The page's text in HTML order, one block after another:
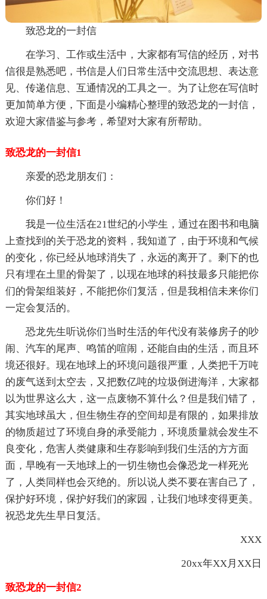
致恐龙的一封信
在学习、工作或生活中，大家都有写信的经历，对书
信很是熟悉吧，书信是人们日常生活中交流思想、表达意
见、传递信息、互通情况的工具之一。为了让您在写信时
更加简单方便，下面是小编精心整理的致恐龙的一封信，
欢迎大家借鉴与参考，希望对大家有所帮助。
致恐龙的一封信1
亲爱的恐龙朋友们：
你们好！
我是一位生活在21世纪的小学生，通过在图书和电脑
上查找到的关于恐龙的资料，我知道了，由于环境和气候
的变化，你已经从地球消失了，永远的离开了。剩下的也
只有埋在土里的骨架了，以现在地球的科技最多只能把你
们的骨架组装好，不能把你们复活，但是我相信未来你们
一定会复活的。
恐龙先生听说你们当时生活的年代没有装修房子的吵
闹、汽车的尾声、鸣笛的喧闹，还能自由的生活，而且环
境还很好。现在地球上的环境问题很严重，人类把千万吨
的废气送到太空去，又把数亿吨的垃圾倒进海洋，大家都
以为世界这么大，这一点废物不算什么？但是我们错了，
其实地球虽大，但生物生存的空间却是有限的，如果排放
的物质超过了环境自身的承受能力，环境质量就会发生不
良变化，危害人类健康和生存影响到我们生活的方方面
面，早晚有一天地球上的一切生物也会像恐龙一样死光
了，人类同样也会灭绝的。所以说人类不要在害自己了，
保护好环境，保护好我们的家园，让我们地球变得更美。
祝恐龙先生早日复活。
XXX
20xx年XX月XX日
致恐龙的一封信2